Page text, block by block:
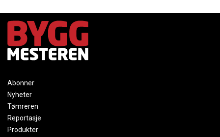
Abonner
Nyheter
Tømreren
Reportasje
Produkter